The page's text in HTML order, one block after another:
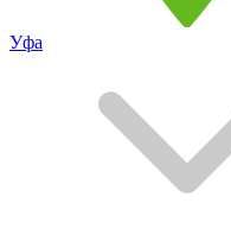
Уфа